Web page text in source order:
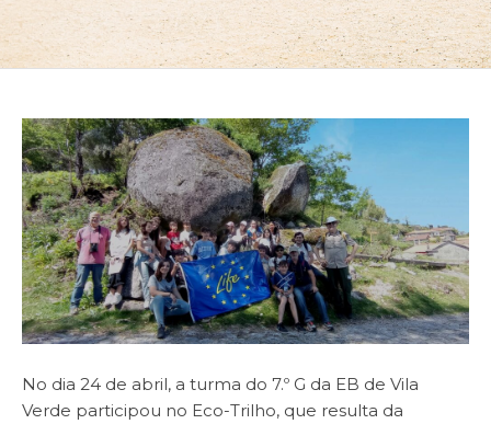
No dia 24 de abril, a turma do 7.º G da EB de Vila
Verde participou no Eco-Trilho, que resulta da